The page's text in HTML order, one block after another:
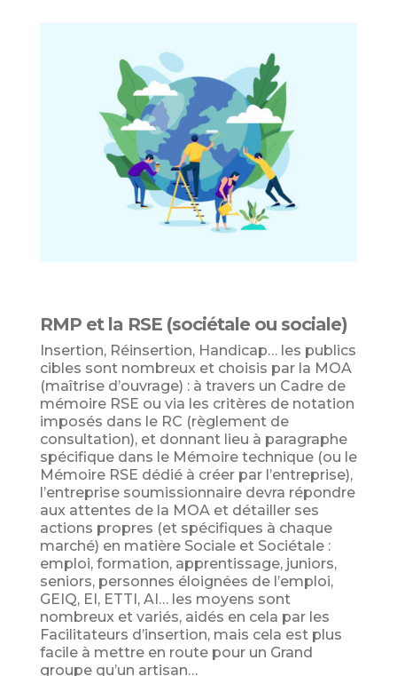
RMP et la RSE (sociétale ou sociale)
Insertion, Réinsertion, Handicap… les publics
cibles sont nombreux et choisis par la MOA
(maîtrise d’ouvrage) : à travers un Cadre de
mémoire RSE ou via les critères de notation
imposés dans le RC (règlement de
consultation), et donnant lieu à paragraphe
spécifique dans le Mémoire technique (ou le
Mémoire RSE dédié à créer par l’entreprise),
l’entreprise soumissionnaire devra répondre
aux attentes de la MOA et détailler ses
actions propres (et spécifiques à chaque
marché) en matière Sociale et Sociétale :
emploi, formation, apprentissage, juniors,
seniors, personnes éloignées de l’emploi,
GEIQ, EI, ETTI, AI… les moyens sont
nombreux et variés, aidés en cela par les
Facilitateurs d’insertion, mais cela est plus
facile à mettre en route pour un Grand
groupe qu’un artisan…